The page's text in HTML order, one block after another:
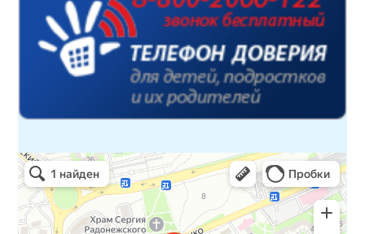
Детская библиотека № 14 Дружбы народов
Библиотека в Севастополе